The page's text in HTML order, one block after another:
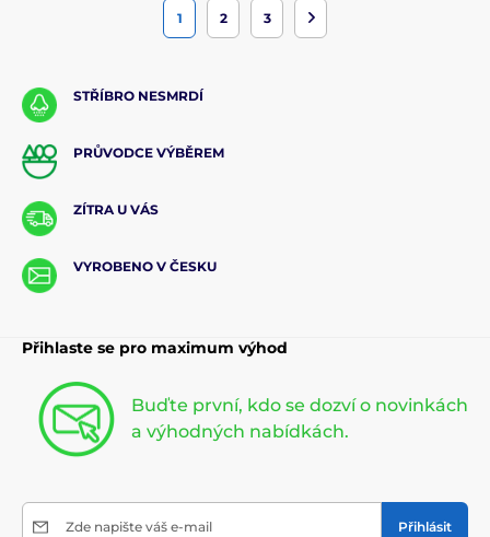
1 2 3
STŘÍBRO NESMRDÍ
PRŮVODCE VÝBĚREM
ZÍTRA U VÁS
VYROBENO V ČESKU
Přihlaste se pro maximum výhod
Buďte první, kdo se dozví o novinkách
a výhodných nabídkách.
Zde napište váš e-mail Přihlásit